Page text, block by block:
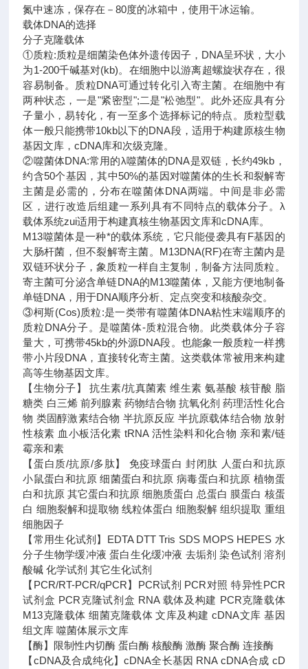
氮中速冻，保存在－80度的冰箱中，使用干冰运输。
载体DNA的选择
分子克隆载体
①质粒:质粒是细菌染色体外遗传因子，DNA呈环状，大小
为1-200千碱基对(kb)。在细胞中以游离超螺旋状存在，很
容易制备。质粒DNA可通过转化引入寄主菌。在细胞中有
两种状态，一是"紧密型";二是"松弛型"。此外还应具有分
子量小，易转化，有一至多个选择标记的特点。质粒型载
体一般只能携带10kb以下的DNA段，适用于构建原核生物
基因文库，cDNA库和次级克隆。
②噬菌体DNA:常用的λ噬菌体的DNA是双链，长约49kb，
约含50个基因，其中50%的基因对噬菌体的生长和裂解寄
主菌是必需的，分布在噬菌体DNA两端。中间是非必需
区，进行改造后组建一系列具有不同特点的载体分子。λ
载体系统zui适用于构建真核生物基因文库和cDNA库。
M13噬菌体是一种*的载体系统，它只能侵袭具有F基因的
大肠杆菌，但不裂解寄主菌。M13DNA(RF)在寄主菌内是
双链环状分子，象质粒一样自主复制，制备方法同质粒。
寄主菌可分泌含单链DNA的M13噬菌体，又能方便地制备
单链DNA，用于DNA顺序分析、定点突变和核酸杂交。
③柯斯(Cos)质粒:是一类带有噬菌体DNA粘性末端顺序的
质粒DNA分子。是噬菌体-质粒混合物。此类载体分子容
量大，可携带45kb的外源DNA段。也能象一般质粒一样携
带小片段DNA，直接转化寄主菌。这类载体常被用来构建
高等生物基因文库。
【生物分子】 抗生素/抗真菌素 维生素 氨基酸 核苷酸 脂
糖类 白三烯 前列腺素 药物结合物 抗氧化剂 药理活性化合
物 类固醇激素结合物 半抗原反应 半抗原载体结合物 放射
性核素 血小板活化素 tRNA 活性染料和化合物 亲和素/链
霉亲和素
【蛋白质/抗原/多肽】 免疫球蛋白 封闭肽 人蛋白和抗原
小鼠蛋白和抗原 细菌蛋白和抗原 病毒蛋白和抗原 植物蛋
白和抗原 其它蛋白和抗原 细胞质蛋白 总蛋白 膜蛋白 核蛋
白 细胞裂解和提取物 线粒体蛋白 细胞裂解 组织提取 重组
细胞因子
【常用生化试剂】EDTA DTT Tris SDS MOPS HEPES 水
分子生物学缓冲液 蛋白生化缓冲液 去垢剂 染色试剂 溶剂
酸碱 化学试剂 其它生化试剂
【PCR/RT-PCR/qPCR】PCR试剂 PCR对照 特异性PCR
试剂盒 PCR克隆试剂盒 RNA 载体及构建 PCR克隆载体
M13克隆载体 细菌克隆载体 文库及构建 cDNA文库 基因
组文库 噬菌体展示文库
【酶】限制性内切酶 蛋白酶 核酸酶 激酶 聚合酶 连接酶
【cDNA及合成纯化】cDNA全长基因 RNA cDNA合成 cD